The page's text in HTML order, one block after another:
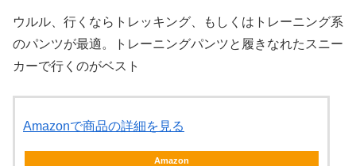
ウルル、行くならトレッキング、もしくはトレーニング系
のパンツが最適。トレーニングパンツと履きなれたスニー
カーで行くのがベスト
Amazonで商品の詳細を見る
Amazon